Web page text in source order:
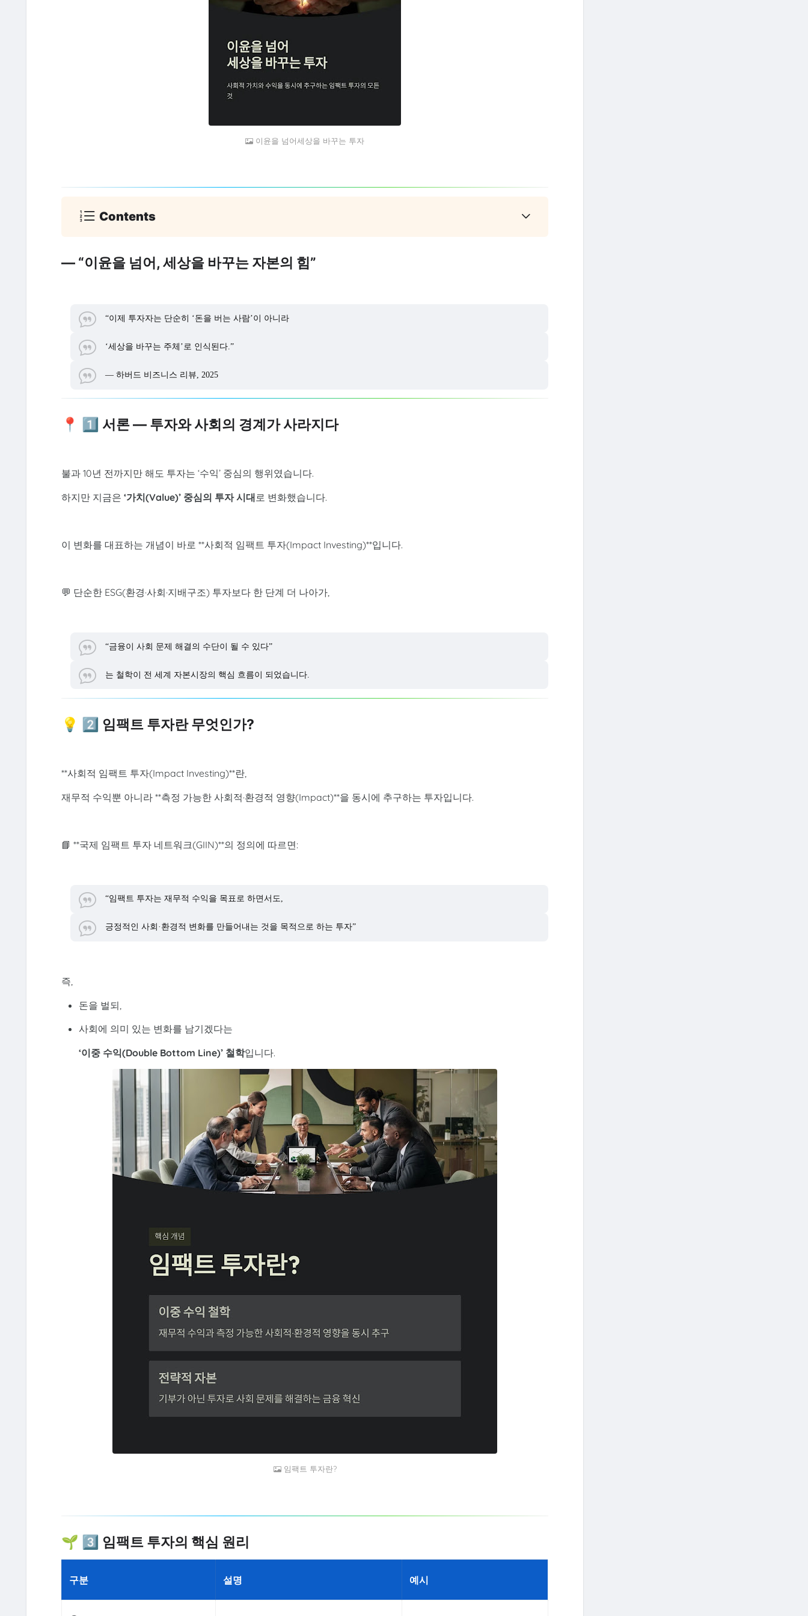
이윤을 넘어세상을 바꾸는 투자
Contents
— “이윤을 넘어, 세상을 바꾸는 자본의 힘”
“이제 투자자는 단순히 ‘돈을 버는 사람’이 아니라
‘세상을 바꾸는 주체’로 인식된다.”
— 하버드 비즈니스 리뷰, 2025
📍 1️⃣ 서론 — 투자와 사회의 경계가 사라지다
불과 10년 전까지만 해도 투자는 ‘수익’ 중심의 행위였습니다.
하지만 지금은 ‘가치(Value)’ 중심의 투자 시대 로 변화했습니다.
이 변화를 대표하는 개념이 바로 **사회적 임팩트 투자(Impact Investing)**입니다.
💬 단순한 ESG(환경·사회·지배구조) 투자보다 한 단계 더 나아가,
“금융이 사회 문제 해결의 수단이 될 수 있다”
는 철학이 전 세계 자본시장의 핵심 흐름이 되었습니다.
💡 2️⃣ 임팩트 투자란 무엇인가?
**사회적 임팩트 투자(Impact Investing)**란,
재무적 수익뿐 아니라 **측정 가능한 사회적·환경적 영향(Impact)**을 동시에 추구하는 투자입니다.
📘 **국제 임팩트 투자 네트워크(GIIN)**의 정의에 따르면:
“임팩트 투자는 재무적 수익을 목표로 하면서도,
긍정적인 사회·환경적 변화를 만들어내는 것을 목적으로 하는 투자”
즉,
돈을 벌되,
사회에 의미 있는 변화를 남기겠다는
‘이중 수익(Double Bottom Line)’ 철학입니다.
임팩트 투자란?
🌱 3️⃣ 임팩트 투자의 핵심 원리
구분 설명 예시